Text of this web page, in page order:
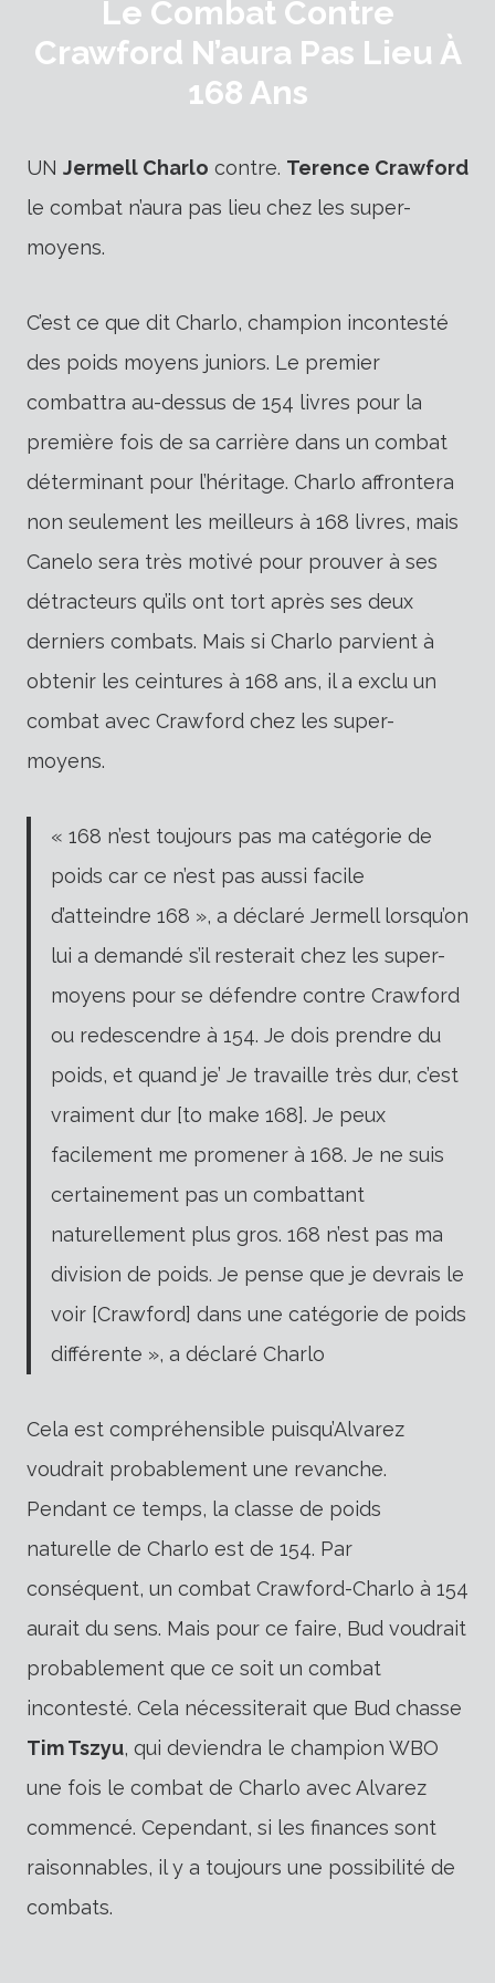
Le Combat Contre
Crawford N’aura Pas Lieu À
168 Ans
UN Jermell Charlo contre. Terence Crawford
le combat n’aura pas lieu chez les super-
moyens.
C’est ce que dit Charlo, champion incontesté
des poids moyens juniors. Le premier
combattra au-dessus de 154 livres pour la
première fois de sa carrière dans un combat
déterminant pour l’héritage. Charlo affrontera
non seulement les meilleurs à 168 livres, mais
Canelo sera très motivé pour prouver à ses
détracteurs qu’ils ont tort après ses deux
derniers combats. Mais si Charlo parvient à
obtenir les ceintures à 168 ans, il a exclu un
combat avec Crawford chez les super-
moyens.
« 168 n’est toujours pas ma catégorie de
poids car ce n’est pas aussi facile
d’atteindre 168 », a déclaré Jermell lorsqu’on
lui a demandé s’il resterait chez les super-
moyens pour se défendre contre Crawford
ou redescendre à 154. Je dois prendre du
poids, et quand je’ Je travaille très dur, c’est
vraiment dur [to make 168]. Je peux
facilement me promener à 168. Je ne suis
certainement pas un combattant
naturellement plus gros. 168 n’est pas ma
division de poids. Je pense que je devrais le
voir [Crawford] dans une catégorie de poids
différente », a déclaré Charlo
Cela est compréhensible puisqu’Alvarez
voudrait probablement une revanche.
Pendant ce temps, la classe de poids
naturelle de Charlo est de 154. Par
conséquent, un combat Crawford-Charlo à 154
aurait du sens. Mais pour ce faire, Bud voudrait
probablement que ce soit un combat
incontesté. Cela nécessiterait que Bud chasse
Tim Tszyu, qui deviendra le champion WBO
une fois le combat de Charlo avec Alvarez
commencé. Cependant, si les finances sont
raisonnables, il y a toujours une possibilité de
combats.